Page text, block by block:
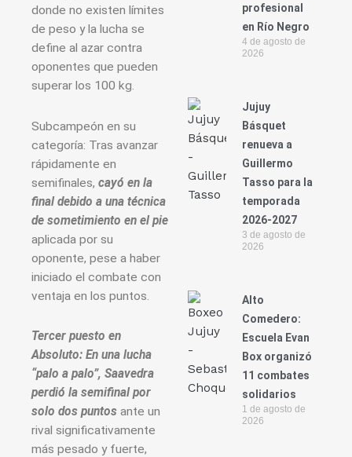
donde no existen límites
de peso y la lucha se
define al azar contra
oponentes que pueden
superar los 100 kg.
Subcampeón en su
categoría: Tras avanzar
rápidamente en
semifinales, cayó en la
final debido a una técnica
de sometimiento en el pie
aplicada por su
oponente, pese a haber
iniciado el combate con
ventaja en los puntos.
Tercer puesto en
Absoluto: En una lucha
“palo a palo”, Saavedra
perdió la semifinal por
solo dos puntos ante un
rival significativamente
más pesado y fuerte,
profesional
en Río Negro
4 de agosto de
2026
Jujuy
Básquet
renueva a
Guillermo
Tasso para la
temporada
2026-2027
3 de agosto de
2026
Alto
Comedero:
Escuela Evan
Box organizó
11 combates
solidarios
1 de agosto de
2026